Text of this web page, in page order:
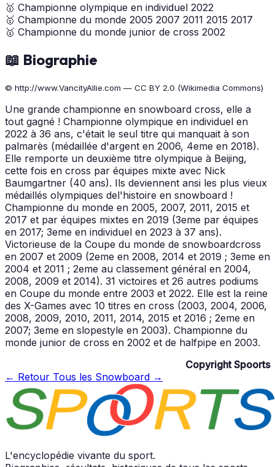
🥇 Championne olympique en individuel 2022
🥇 Championne du monde 2005 2007 2011 2015 2017
🥇 Championne du monde junior de cross 2002
📖 Biographie
© http://www.VancityAllie.com — CC BY 2.0 (Wikimedia Commons)
Une grande championne en snowboard cross, elle a
tout gagné ! Championne olympique en individuel en
2022 à 36 ans, c'était le seul titre qui manquait à son
palmarès (médaillée d'argent en 2006, 4eme en 2018).
Elle remporte un deuxième titre olympique à Beijing,
cette fois en cross par équipes mixte avec Nick
Baumgartner (40 ans). Ils deviennent ansi les plus vieux
médaillés olympiques del'histoire en snowboard !
Championne du monde en 2005, 2007, 2011, 2015 et
2017 et par équipes mixtes en 2019 (3eme par équipes
en 2017; 3eme en individuel en 2023 à 37 ans).
Victorieuse de la Coupe du monde de snowboardcross
en 2007 et 2009 (2eme en 2008, 2014 et 2019 ; 3eme en
2004 et 2011 ; 2eme au classement général en 2004,
2008, 2009 et 2014). 31 victoires et 26 autres podiums
en Coupe du monde entre 2003 et 2022. Elle est la reine
des X-Games avec 10 titres en cross (2003, 2004, 2006,
2008, 2009, 2010, 2011, 2014, 2015 et 2016 ; 2eme en
2007; 3eme en slopestyle en 2003). Championne du
monde junior de cross en 2002 et de halfpipe en 2003.
Copyright Spoorts
← Retour Tous les Snowboard →
L'encyclopédie vivante du sport.